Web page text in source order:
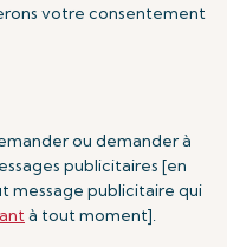
votre consentement
ou demander à
publicitaires [en
message publicitaire qui
à tout moment].